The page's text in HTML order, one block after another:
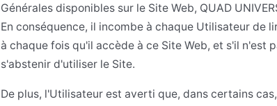
Générales disponibles sur le Site Web, QUAD
En conséquence, il incombe à chaque Utilisateur de
à chaque fois qu'il accède à ce Site Web, et s'il n'est
s'abstenir d'utiliser le Site.
De plus, l'Utilisateur est averti que, dans certains